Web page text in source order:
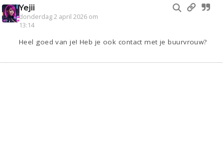
Yejii
donderdag 2 april 2026 om
13:14
Heel goed van je! Heb je ook contact met je buurvrouw?